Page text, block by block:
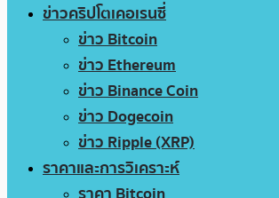
ข่าวคริปโตเคอเรนซี่
ข่าว Bitcoin
ข่าว Ethereum
ข่าว Binance Coin
ข่าว Dogecoin
ข่าว Ripple (XRP)
ราคาและการวิเคราะห์